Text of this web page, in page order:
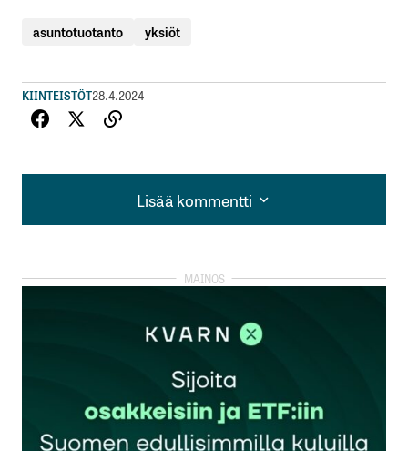
asuntotuotanto yksiöt
KIINTEISTÖT28.4.2024
Lisää kommentti
Lisää kommentti
kirjautua
rekisteröityä